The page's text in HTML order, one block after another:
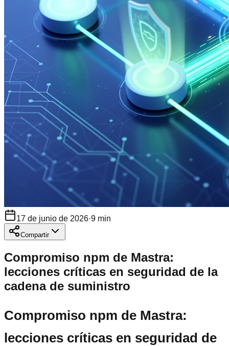
17 de junio de 2026·9 min
Compartir
Compromiso npm de Mastra:
lecciones críticas en seguridad de la
cadena de suministro
Compromiso npm de Mastra:
lecciones críticas en seguridad de